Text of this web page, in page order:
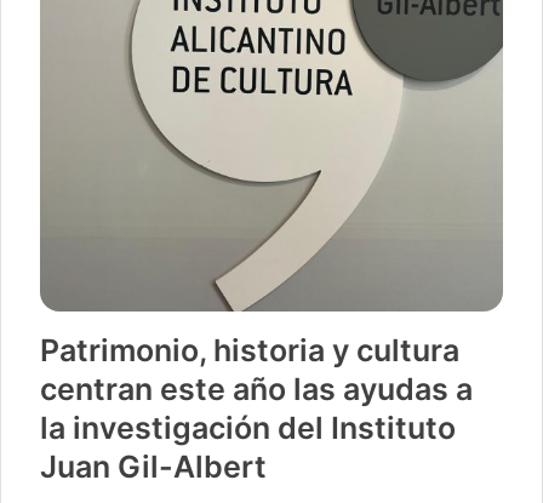
Patrimonio, historia y cultura
centran este año las ayudas a
la investigación del Instituto
Juan Gil-Albert